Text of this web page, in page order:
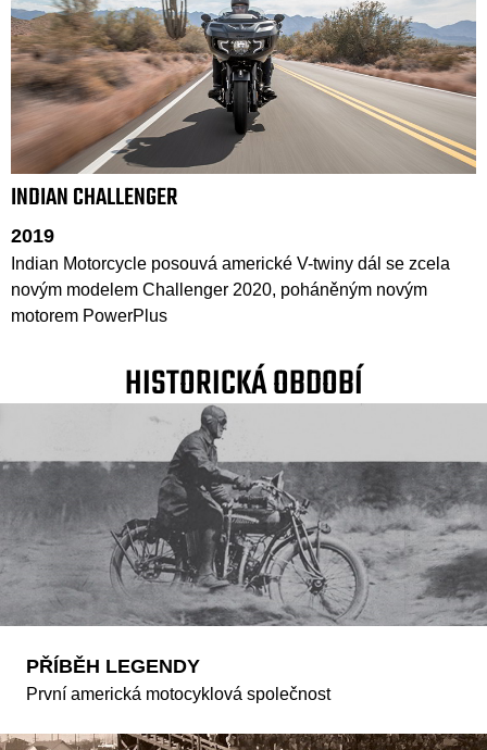
INDIAN CHALLENGER
2019
Indian Motorcycle posouvá americké V-twiny dál se zcela
novým modelem Challenger 2020, poháněným novým
motorem PowerPlus
HISTORICKÁ OBDOBÍ
PŘÍBĚH LEGENDY
První americká motocyklová společnost